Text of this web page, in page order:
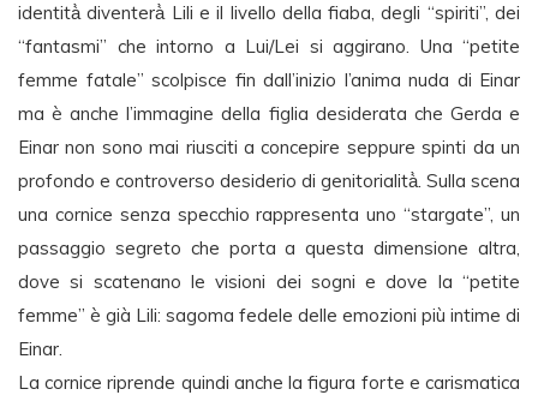
identità̀ diventerà̀ Lili e il livello della fiaba, degli “spiriti”, dei
“fantasmi” che intorno a Lui/Lei si aggirano. Una “petite
femme fatale” scolpisce fin dall’inizio l’anima nuda di Einar
ma è anche l’immagine della figlia desiderata che Gerda e
Einar non sono mai riusciti a concepire seppure spinti da un
profondo e controverso desiderio di genitorialità̀. Sulla scena
una cornice senza specchio rappresenta uno “stargate”, un
passaggio segreto che porta a questa dimensione altra,
dove si scatenano le visioni dei sogni e dove la “petite
femme” è già Lili: sagoma fedele delle emozioni più intime di
Einar.
La cornice riprende quindi anche la figura forte e carismatica